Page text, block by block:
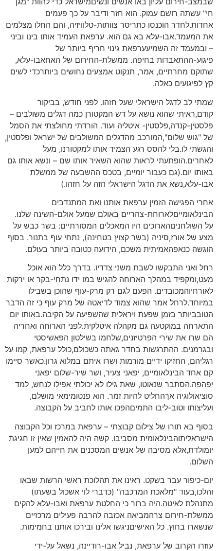
חי" עשתה רושם עמוק. הוא חזר ודיבר על כך פעמים
אחדות.לחדר הוכנסו כתריסר צוותות-טלוויזיה, והם החלו מצלמים
את המעמד.אבו-עלא בא גם הוא. ערפאת העמיד אותו בינו וביני
– ובמעמד זה השמיעערפאת גינוי חריף ביותר של
פיגוע-ההתאבדות בחיפה. ממשלת-החירום של האחאבו-עלא,
שתוקם מחרתיים, אמר, תנקוט אמצעים נחושים ביותרכדי לשים
קץ לפיגועים כאלה.
שמתי לב לדגל הישראלי שעל חזהו. לפני חודש, בביקור
קודם,ראיתי שהוא נושא על דש המקטורן כמה דגלים משולבים –
פלסטין-קנדה,פלסטין- איטליה ועוד. הורדתי מחולצתי את הסמל
של "גוש שלום",המורכב מהדגלים המשולבים של ישראל ופלסטין,
והגשתי לו.בלי להסס רגע הצמיד אותו למקטורנו, מעל
לאחרים.הופתעתי לראות שהוא השאיר אותו שם – ונשא אותו גם
באותו יום.(גם כעבור יומיים, בטכס ההשבעה של ממשלת
אבו-עלא,נשא את הדגל הישראלי הזה על חזהו.)
אחרי הפגישה הזמין ערפאת אותנו ואת המתנדבים
הבינלאומייםלארוחת-צהריים באולם שמעל אולם-השינה שלנו.
על השולחניםהארוכים היו המאכלים המסורתיים: בשר כבש על
מצע של אורז,סיניה (בשר קצוץ בטחינה), נתחי עוף בתנור. בסוף
הוגשה כנאפהאמיתית משכם, הידועה כטובה ביותר בעולם.
רחל ואני התבקשו לשבת משני צדדיו. בדרך כלל הוא אוכל
מעט,ומקפיד במהלך הארוחה להגיש במו ידו נתחי-בקר או ירקות
לאורחיוהמכובדים. הפעם לגם רק מרק-עוף שהוכן בשבילו
במיוחד.לרחל אמר שהוא צמוד לדיאטה של מרק עוף כי זה הדבר
הטובביותר בזמן שפעת ויראלית שהשפיעה על הקיבה.באותו יום
התארחה במוקטעה גם מקהלה איטלקית.לפני הארוחה ואחריה
הם שרו את שירי הפרטיזנים,שלחמו בשילטון הפאשיסטי
ובגרמנים. ההתרגשות בחדר גאתה כשכולם,כולל ערפאת, קמו על
רגליהם, החזיקו ידיים מורמות ושרו איתם במלוא גרון.כאשר סיימו
קם אחד הבינלאומיים, יפאני צעיר, ושר שיר-שלום יפאני
יפהפה.הסתבר שנאוטו, שאת גילו לא יכולתי אפילו לנחש, למד
סוציאולוגיה אךהחליט להיות זמר. הוא פנטומימאי מושלם,
ועליצותו וטוב-ליבו התמיםהפכו אותו לחביב על הקבוצה.
בסוף בא תורו של צילום קבוצתי – ערפאת במרכז וכל הקבוצה
הישראליתוהבינלאומית מסביבו. קשה היה להאמין שאין זו חגיגת
יומולדת,אלא מסיבה של אנשים המסכנים את חייהם למען
השלום.
יום-כיפור עבר בשקט. ראינו את תהלוכת ראשי הרשות שבאו
והלכו,בעוד "מלאכת המרכבה" (כדברי לוי אשכול בשעתו)
מתנהלת לאיטה.היה ברור כי החלטת ערפאת ואבו-עלא להקים
ממשלת-חירום צרהמביאה אכזבה להרבה פעילים מרכזיים
שנשארו בחוץ. כל האישיםניגשו אלינו ובירכו אותנו בחמימות.
עוזרו הקרוב של ערפאת, נביל אבו-רודיינה, נשאל על-ידי